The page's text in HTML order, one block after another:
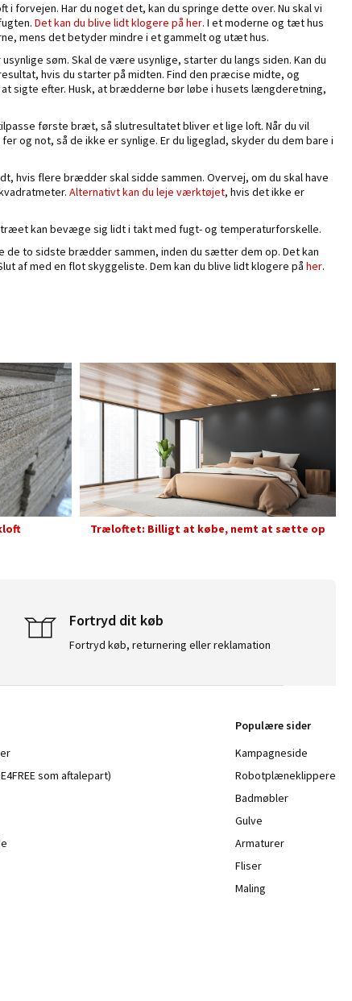
i forvejen. Har du noget det, kan du springe dette over. Nu skal vi
Det kan du blive lidt klogere på her. I et moderne og tæt hus
mens det betyder mindre i et gammelt og utæt hus.
søm. Skal de være usynlige, starter du langs siden. Kan du
hvis du starter på midten. Find den præcise midte, og
sigte efter. Husk, at brædderne bør løbe i husets længderetning,
første bræt, så slutresultatet bliver et lige loft. Når du vil
og not, så de ikke er synlige. Er du ligeglad, skyder du dem bare i
hvis flere brædder skal sidde sammen. Overvej, om du skal have
Alternativt kan du leje værktøjet, hvis det ikke er
kan bevæge sig lidt i takt med fugt- og temperaturforskelle.
to sidste brædder sammen, inden du sætter dem op. Det kan
af med en flot skyggeliste. Dem kan du blive lidt klogere påher.
Træloftet: Billigt at købe, nemt at sætte op
Fortryd dit køb
Fortryd køb, returnering eller reklamation
som aftalepart)
Populære sider
Kampagneside
Robotplæneklippere
Badmøbler
Gulve
Armaturer
Fliser
Maling